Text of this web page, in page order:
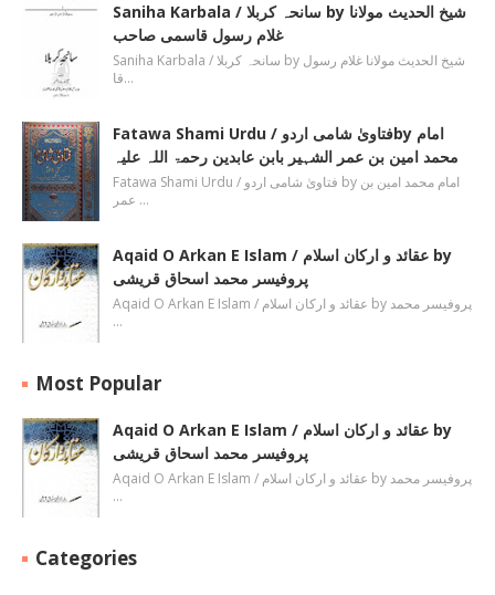
Saniha Karbala / سانحہ کربلا by شیخ الحدیث مولانا
غلام رسول قاسمی صاحب
Saniha Karbala / سانحہ کربلا by شیخ الحدیث مولانا غلام رسول
قا…
Fatawa Shami Urdu / فتاویٰ شامی اردوby امام
محمد امین بن عمر الشہیر بابن عابدین رحمۃ اللہ علیہ
Fatawa Shami Urdu / فتاویٰ شامی اردو by امام محمد امین بن
عمر …
Aqaid O Arkan E Islam / عقائد و ارکان اسلام by
پروفیسر محمد اسحاق قریشی
Aqaid O Arkan E Islam / عقائد و ارکان اسلام by پروفیسر محمد
…
Most Popular
Aqaid O Arkan E Islam / عقائد و ارکان اسلام by
پروفیسر محمد اسحاق قریشی
Aqaid O Arkan E Islam / عقائد و ارکان اسلام by پروفیسر محمد
…
Categories